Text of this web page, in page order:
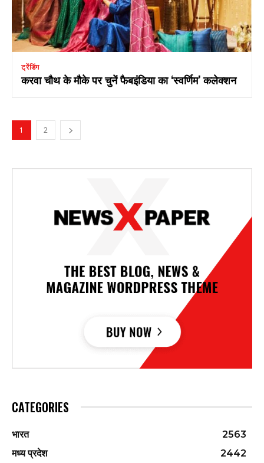
ट्रेंडिंग
करवा चौथ के मौके पर चुनें फैबइंडिया का ‘स्‍वर्णिम’ कलेक्शन
1 2
CATEGORIES
भारत
2563
मध्य प्रदेश
2442